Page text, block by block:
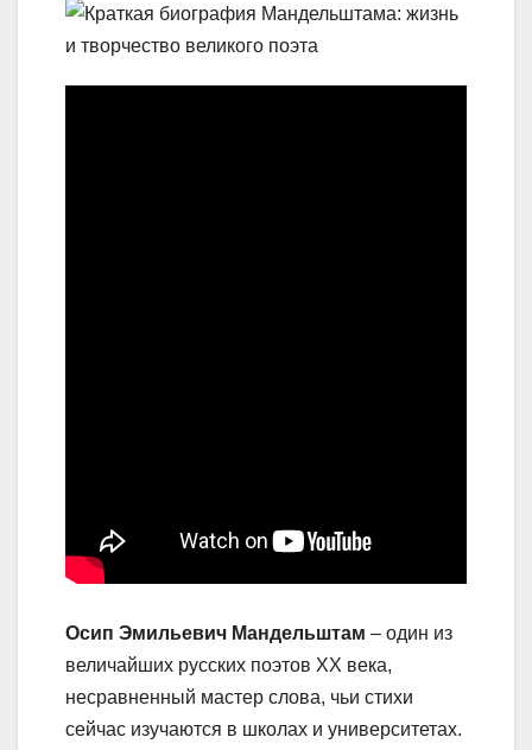
Осип Эмильевич Мандельштам – один из
величайших русских поэтов XX века,
несравненный мастер слова, чьи стихи
сейчас изучаются в школах и университетах.